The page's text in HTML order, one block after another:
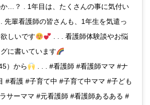
…？ . 1年目は、たくさんの事に気付い
先輩看護師の皆さんも、1年生を気遣っ
しいです
. . . 看護師体験談やお悩
に書いています
）から
. . . #看護師 #看護師ママ #ナ
#看護 #子育て中 #子育て中ママ #子ども
サーママ #元看護師 #看護師あるある #